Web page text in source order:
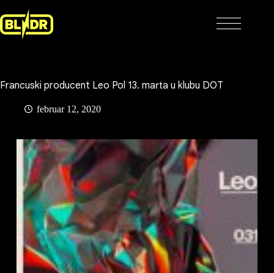
to
content
Francuski producent Leo Pol 13. marta u klubu DOT
februar 12, 2020